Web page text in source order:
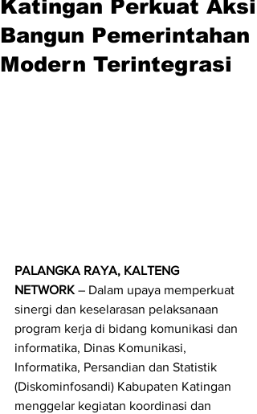
Katingan Perkuat Aksi
Bangun Pemerintahan
Modern Terintegrasi
PALANGKA RAYA, KALTENG
NETWORK – Dalam upaya memperkuat
sinergi dan keselarasan pelaksanaan
program kerja di bidang komunikasi dan
informatika, Dinas Komunikasi,
Informatika, Persandian dan Statistik
(Diskominfosandi) Kabupaten Katingan
menggelar kegiatan koordinasi dan